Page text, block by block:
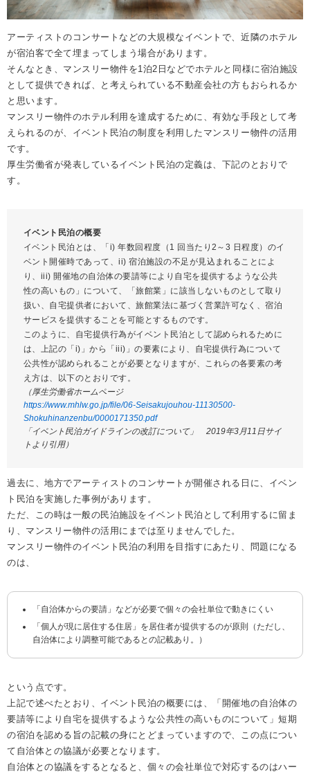
アーティストのコンサートなどの大規模なイベントで、近隣のホテル
が宿泊客で全て埋まってしまう場合があります。
そんなとき、マンスリー物件を1泊2日などでホテルと同様に宿泊施設
として提供できれば、と考えられている不動産会社の方もおられるか
と思います。
マンスリー物件のホテル利用を達成するために、有効な手段として考
えられるのが、イベント民泊の制度を利用したマンスリー物件の活用
です。
厚生労働省が発表しているイベント民泊の定義は、下記のとおりで
す。
イベント民泊の概要
イベント民泊とは、「i) 年数回程度（1 回当たり2～3 日程度）のイ
ベント開催時であって、ii) 宿泊施設の不足が見込まれることによ
り、iii) 開催地の自治体の要請等により自宅を提供するような公共
性の高いもの」について、「旅館業」に該当しないものとして取り
扱い、自宅提供者において、旅館業法に基づく営業許可なく、宿泊
サービスを提供することを可能とするものです。
このように、自宅提供行為がイベント民泊として認められるために
は、上記の「i)」から「iii)」の要素により、自宅提供行為について
公共性が認められることが必要となりますが、これらの各要素の考
え方は、以下のとおりです。
（厚生労働省ホームページ
https://www.mhlw.go.jp/file/06-Seisakujouhou-11130500-
Shokuhinanzenbu/0000171350.pdf
「イベント民泊ガイドラインの改訂について」 2019年3月11日サイ
トより引用）
過去に、地方でアーティストのコンサートが開催される日に、イベン
ト民泊を実施した事例があります。
ただ、この時は一般の民泊施設をイベント民泊として利用するに留ま
り、マンスリー物件の活用にまでは至りませんでした。
マンスリー物件のイベント民泊の利用を目指すにあたり、問題になる
のは、
「自治体からの要請」などが必要で個々の会社単位で動きにくい
「個人が現に居住する住居」を居住者が提供するのが原則（ただし、
自治体により調整可能であるとの記載あり。）
という点です。
上記で述べたとおり、イベント民泊の概要には、「開催地の自治体の
要請等により自宅を提供するような公共性の高いものについて」短期
の宿泊を認める旨の記載の身にとどまっていますので、この点につい
て自治体との協議が必要となります。
自治体との協議をするとなると、個々の会社単位で対応するのはハー